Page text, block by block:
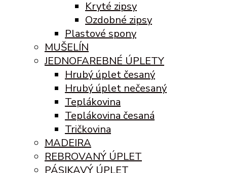
Kryté zipsy
Ozdobné zipsy
Plastové spony
MUŠELÍN
JEDNOFAREBNÉ ÚPLETY
Hrubý úplet česaný
Hrubý úplet nečesaný
Teplákovina
Teplákovina česaná
Tričkovina
MADEIRA
REBROVANÝ ÚPLET
PÁSIKAVÝ ÚPLET